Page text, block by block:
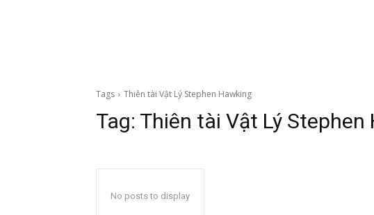
Tags Thiên tài Vật Lý Stephen Hawking
Tag: Thiên tài Vật Lý Stephen
No posts to display